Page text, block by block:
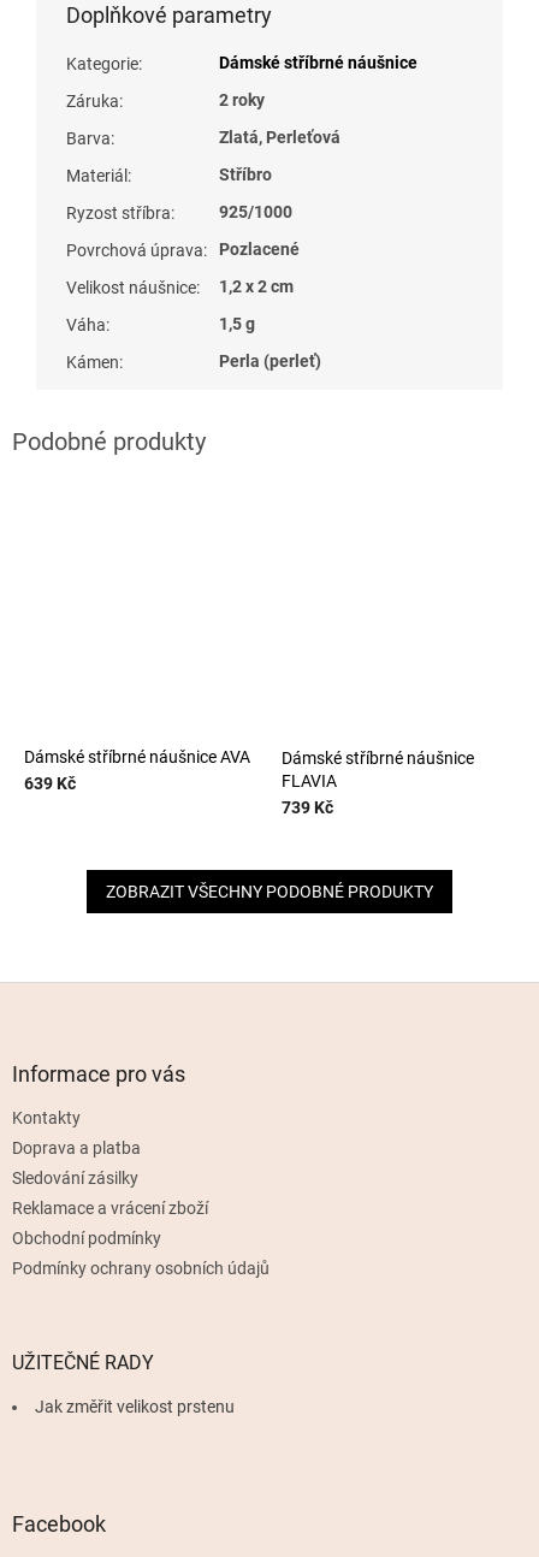
Doplňkové parametry
Kategorie:
Dámské stříbrné náušnice
Záruka:
2 roky
Barva:
Zlatá, Perleťová
Materiál :
Stříbro
Ryzost stříbra:
925/1000
Povrchová úprava:
Pozlacené
Velikost náušnice:
1,2 x 2 cm
Váha:
1,5 g
Kámen: Perla (perleť)
Dámské stříbrné náušnice AVA
639 Kč
Dámské stříbrné náušnice
FLAVIA
739 Kč
ZOBRAZIT VŠECHNY PODOBNÉ PRODUKTY
Informace pro vás
Kontakty
Doprava a platba
Sledování zásilky
Reklamace a vrácení zboží
Obchodní podmínky
Podmínky ochrany osobních údajů
UŽITEČNÉ RADY
Jak změřit velikost prstenu
Facebook